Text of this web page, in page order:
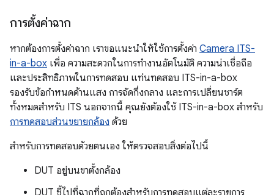
การตั้งค่าฉาก
หากต้องการตั้งค่าฉาก เราขอแนะนำให้ใช้การตั้งค่า Camera ITS-
in-a-box เพื่อ ความสะดวกในการทำงานอัตโนมัติ ความน่าเชื่อถือ
และประสิทธิภาพในการทดสอบ แท่นทดสอบ ITS-in-a-box
รองรับข้อกำหนดด้านแสง การจัดกึ่งกลาง และการเปลี่ยนชาร์ต
ทั้งหมดสำหรับ ITS นอกจากนี้ คุณยังต้องใช้ ITS-in-a-box สำหรับ
การทดสอบส่วนขยายกล้อง ด้วย
สำหรับการทดสอบด้วยตนเอง ให้ตรวจสอบสิ่งต่อไปนี้
DUT อยู่บนขาตั้งกล้อง
DUT ชี้ไปที่ฉากที่ถูกต้องสำหรับการทดสอบแต่ละรายการ